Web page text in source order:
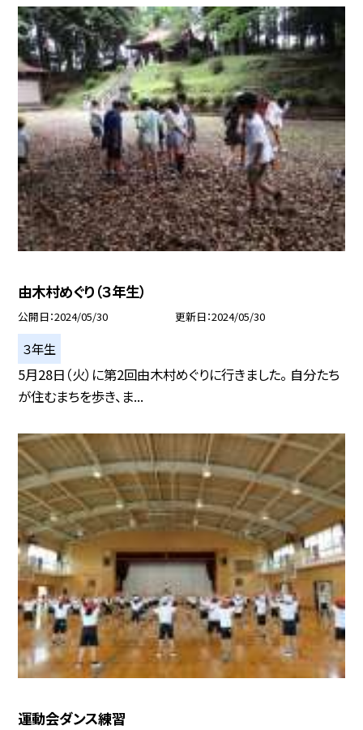
由木村めぐり（３年生）
公開日 2024/05/30 更新日 2024/05/30
３年生
5月28日（火）に第2回由木村めぐりに行きました。 自分たち
が住むまちを歩き、ま...
運動会ダンス練習